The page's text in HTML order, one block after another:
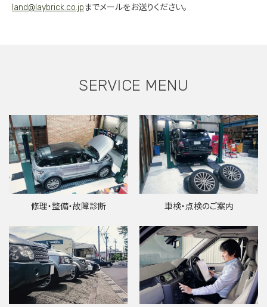
land@laybrick.co.jpまでメールをお送りください。
SERVICE MENU
修理・整備・故障診断 車検・点検のご案内